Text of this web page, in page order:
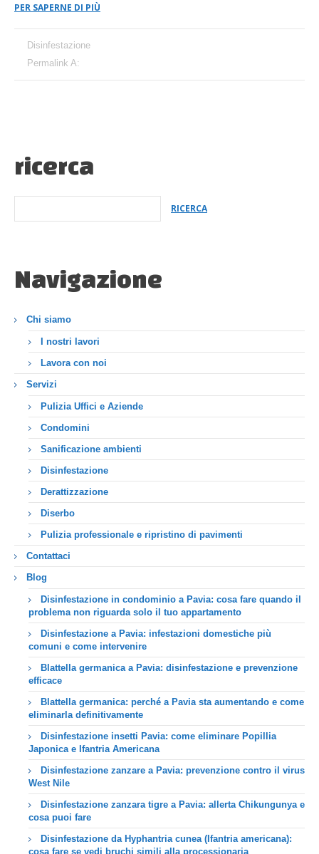
PER SAPERNE DI PIÙ
Disinfestazione
Permalink A:
ricerca
Navigazione
Chi siamo
I nostri lavori
Lavora con noi
Servizi
Pulizia Uffici e Aziende
Condomini
Sanificazione ambienti
Disinfestazione
Derattizzazione
Diserbo
Pulizia professionale e ripristino di pavimenti
Contattaci
Blog
Disinfestazione in condominio a Pavia: cosa fare quando il
problema non riguarda solo il tuo appartamento
Disinfestazione a Pavia: infestazioni domestiche più
comuni e come intervenire
Blattella germanica a Pavia: disinfestazione e prevenzione
efficace
Blattella germanica: perché a Pavia sta aumentando e come
eliminarla definitivamente
Disinfestazione insetti Pavia: come eliminare Popillia
Japonica e Ifantria Americana
Disinfestazione zanzare a Pavia: prevenzione contro il virus
West Nile
Disinfestazione zanzara tigre a Pavia: allerta Chikungunya e
cosa puoi fare
Disinfestazione da Hyphantria cunea (Ifantria americana):
cosa fare se vedi bruchi simili alla processionaria